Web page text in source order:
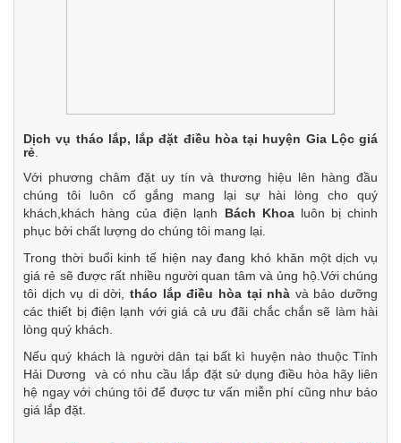
Dịch vụ tháo lắp, lắp đặt điều hòa tại huyện Gia Lộc giá
rẻ
Với phương châm đặt uy tín và thương hiệu lên hàng đầu
chúng tôi luôn cố gắng mang lại sự hài lòng cho quý
khách,khách hàng của điện lạnh Bách Khoaluôn bị chinh
phục bởi chất lượng do chúng tôi mang lại.
Trong thời buổi kinh tế hiện nay đang khó khăn một dịch vụ
giá rẻ sẽ được rất nhiều người quan tâm và ủng hộ.Với chúng
tôi dịch vụ di dời,tháo lắp điều hòa tại nhà và bảo dưỡng
các thiết bị điện lạnh với giá cả ưu đãi chắc chắn sẽ làm hài
lòng quý khách.
Nếu quý khách là người dân tại bất kì huyện nào thuộc Tỉnh
Hải Dương và có nhu cầu lắp đặt sử dụng điều hòa hãy liên
hệ ngay với chúng tôi để được tư vấn miễn phí cũng như báo
giá lắp đặt.